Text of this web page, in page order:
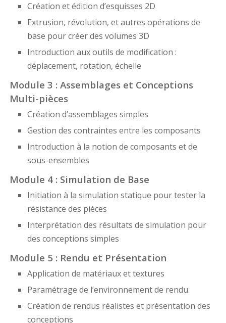
Création et édition d’esquisses 2D
Extrusion, révolution, et autres opérations de
base pour créer des volumes 3D
Introduction aux outils de modification :
déplacement, rotation, échelle
Module 3 : Assemblages et Conceptions
Multi-pièces
Création d’assemblages simples
Gestion des contraintes entre les composants
Introduction à la notion de composants et de
sous-ensembles
Module 4 : Simulation de Base
Initiation à la simulation statique pour tester la
résistance des pièces
Interprétation des résultats de simulation pour
des conceptions simples
Module 5 : Rendu et Présentation
Application de matériaux et textures
Paramétrage de l’environnement de rendu
Création de rendus réalistes et présentation des
conceptions